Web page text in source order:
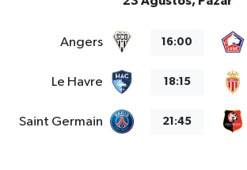
Angers 16:00
Le Havre 18:15
Saint Germain 21:45